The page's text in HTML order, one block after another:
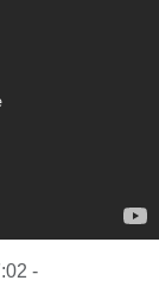
-